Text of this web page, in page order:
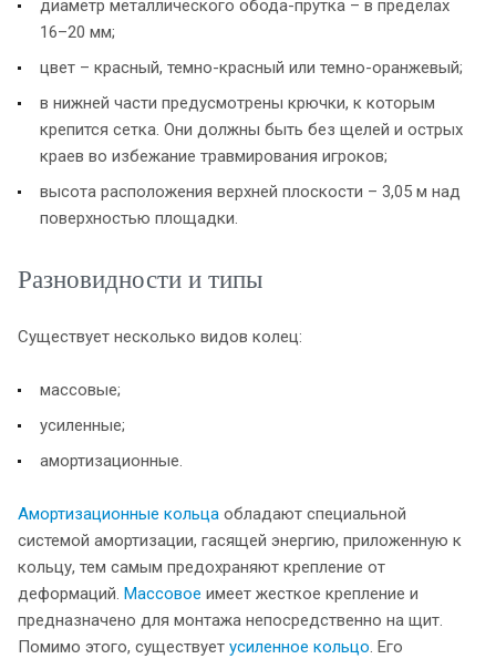
диаметр металлического обода-прутка – в пределах
16–20 мм;
цвет – красный, темно-красный или темно-оранжевый;
в нижней части предусмотрены крючки, к которым
крепится сетка. Они должны быть без щелей и острых
краев во избежание травмирования игроков;
высота расположения верхней плоскости – 3,05 м над
поверхностью площадки.
Разновидности и типы
Существует несколько видов колец:
массовые;
усиленные;
амортизационные.
Амортизационные кольца обладают специальной
системой амортизации, гасящей энергию, приложенную к
кольцу, тем самым предохраняют крепление от
деформаций. Массовое имеет жесткое крепление и
предназначено для монтажа непосредственно на щит.
Помимо этого, существует усиленное кольцо. Его